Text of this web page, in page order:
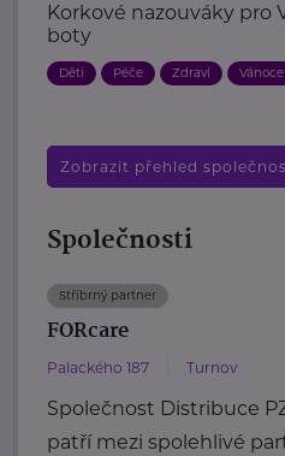
Korkové nazouváky pro
boty
Děti Péče Zdraví Vánoce
Zobrazit přehled
Společnosti
Stříbrný partner
FORcare
Palackého 187 Turnov
Společnost Distribuce
patří mezi spolehlivé